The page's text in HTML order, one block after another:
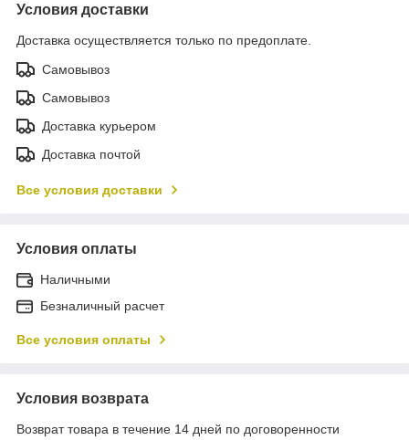
Условия доставки
Доставка осуществляется только по предоплате.
Самовывоз
Самовывоз
Доставка курьером
Доставка почтой
Все условия доставки
Условия оплаты
Наличными
Безналичный расчет
Все условия оплаты
Условия возврата
Возврат товара в течение 14 дней по договоренности